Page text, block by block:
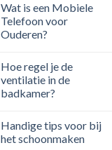
Wat is een Mobiele
Telefoon voor
Ouderen?
Hoe regel je de
ventilatie in de
badkamer?
Handige tips voor bij
het schoonmaken